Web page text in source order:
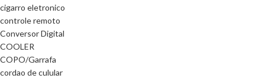
cigarro eletronico
controle remoto
Conversor Digital
COOLER
COPO/Garrafa
cordao de culular